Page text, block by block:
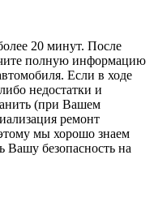
20 минут. После
полную информацию
Если в ходе
недостатки и
(при Вашем
ремонт
мы хорошо знаем
Вашу безопасность на